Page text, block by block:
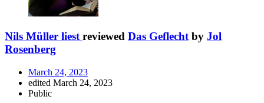
Nils Müller liest reviewed Das Geflecht by Jol
Rosenberg
March 24, 2023
edited March 24, 2023
Public